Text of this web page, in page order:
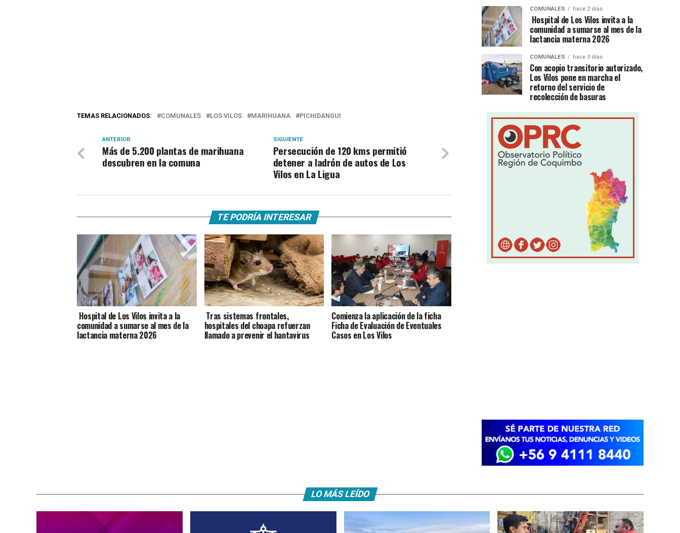
TEMAS RELACIONADOS: COMUNALES LOS VILOS MARIHUANA PICHIDANGUI
SIGUIENTE
Persecución de 120 kms permitió
detener a ladrón de autos de Los
Vilos en La Ligua
ANTERIOR
Más de 5.200 plantas de marihuana
descubren en la comuna
TE PODRÍA INTERESAR
Hospital de Los Vilos invita a la
comunidad a sumarse al mes de la
lactancia materna 2026
Tras sistemas frontales,
hospitales del choapa refuerzan
llamado a prevenir el hantavirus
Comienza la aplicación de la ficha
Ficha de Evaluación de Eventuales
Casos en Los Vilos
COMUNALES hace 2 días
Hospital de Los Vilos invita a la
comunidad a sumarse al mes de la
lactancia materna 2026
COMUNALES hace 3 días
Con acopio transitorio autorizado,
Los Vilos pone en marcha el
retorno del servicio de
recolección de basuras
LO MÁS LEÍDO